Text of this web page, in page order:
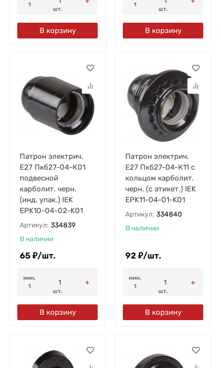
1
шт.
В корзину
1
шт.
В корзину
Патрон электрич.
E27 Пкб27-04-К01
подвесной
карболит. черн.
(инд. упак.) IEK
EPK10-04-02-K01
Артикул: 334839
В наличии
65 ₽/шт.
мин.
1
шт.
В корзину
Патрон электрич.
E27 Пкб27-04-К11 с
кольцом карболит.
черн. (с этикет.) IEK
EPK11-04-01-K01
Артикул: 334840
В наличии
92 ₽/шт.
мин.
1
шт.
В корзину